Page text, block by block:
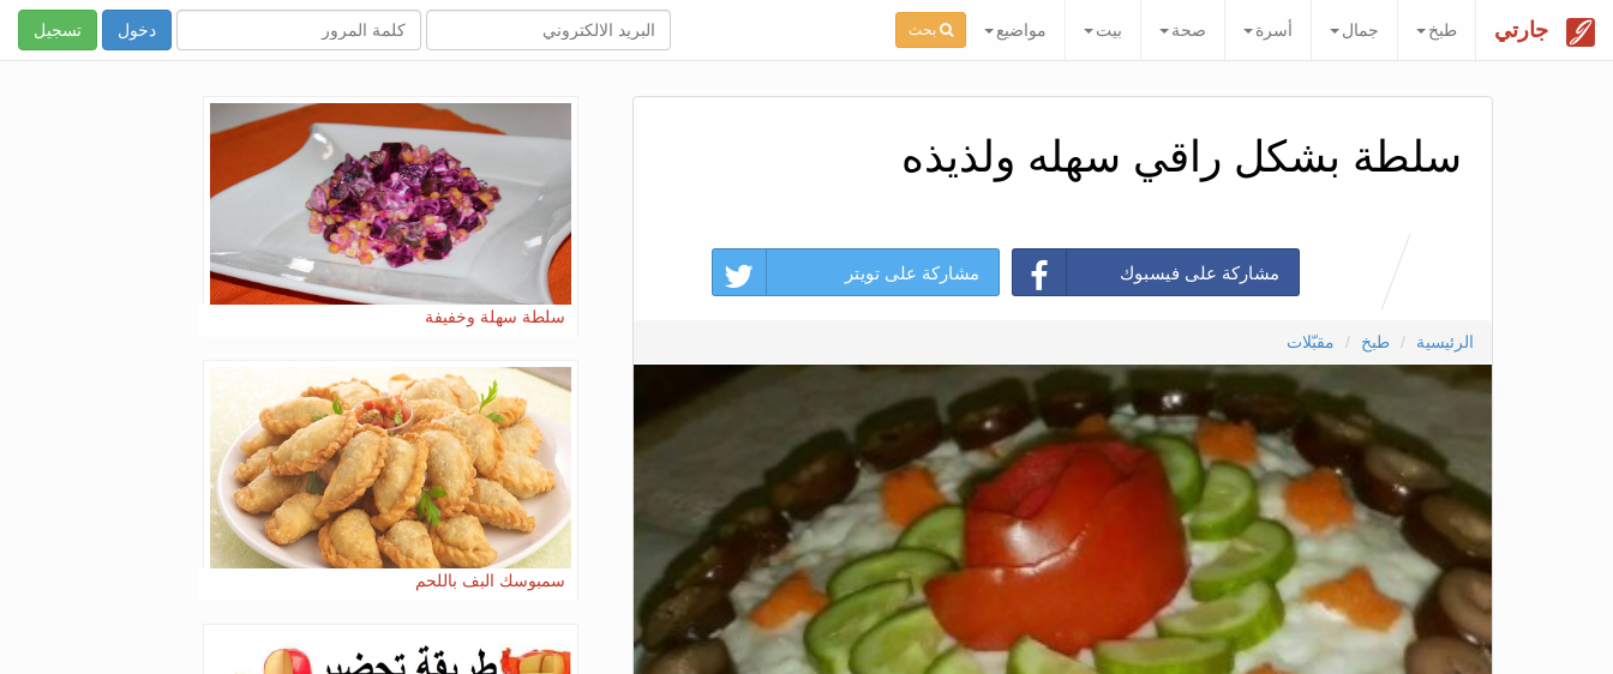
جارتي طبخ جمال أسرة صحة بيت مواضيع بحث تسجيل
سلطة بشكل راقي سهله ولذيذه
مشاركة على فيسبوك مشاركة على تويتر
الرئيسية طبخ مقبّلات
سلطة سهلة وخفيفة
سمبوسك البف باللحم